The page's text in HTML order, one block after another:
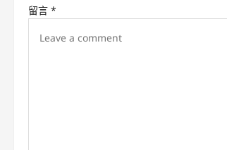
i
留言 *